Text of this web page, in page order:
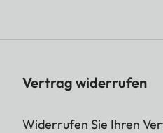
Vertrag widerrufen
Widerrufen Sie Ihren